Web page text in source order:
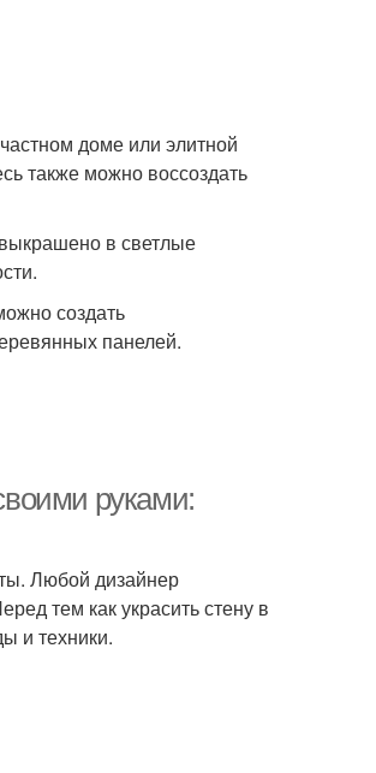
доме или элитной
также можно воссоздать
в светлые
создать
панелей.
руками:
Любой дизайнер
тем как украсить стену в
и техники.